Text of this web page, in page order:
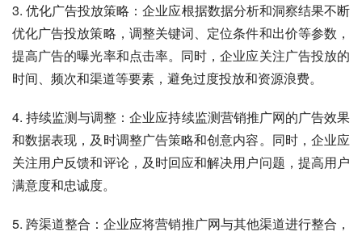
3. 优化广告投放策略：企业应根据数据分析和洞察结果不断
优化广告投放策略，调整关键词、定位条件和出价等参数，
提高广告的曝光率和点击率。同时，企业应关注广告投放的
时间、频次和渠道等要素，避免过度投放和资源浪费。
4. 持续监测与调整：企业应持续监测营销推广网的广告效果
和数据表现，及时调整广告策略和创意内容。同时，企业应
关注用户反馈和评论，及时回应和解决用户问题，提高用户
满意度和忠诚度。
5. 跨渠道整合：企业应将营销推广网与其他渠道进行整合，